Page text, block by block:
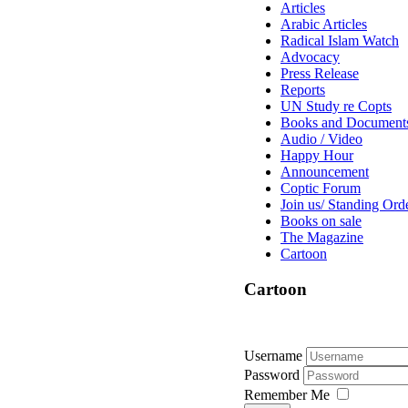
Articles
Arabic Articles
Radical Islam Watch
Advocacy
Press Release
Reports
UN Study re Copts
Books and
Audio / Video
Happy Hour
Announcement
Coptic Forum
Join us/ Standing
Books on sale
The Magazine
Cartoon
Cartoon
Username
Password
Remember Me